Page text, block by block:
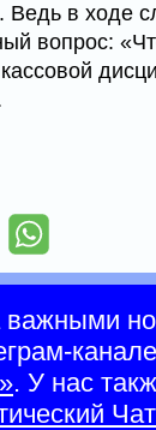
Ведь в ходе
вопрос:
важными
канале
. У нас